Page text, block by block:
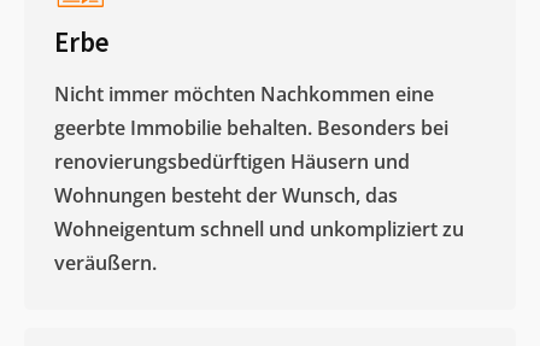
Erbe
Nicht immer möchten Nachkommen eine
geerbte Immobilie behalten. Besonders bei
renovierungsbedürftigen Häusern und
Wohnungen besteht der Wunsch, das
Wohneigentum schnell und unkompliziert zu
veräußern. ​